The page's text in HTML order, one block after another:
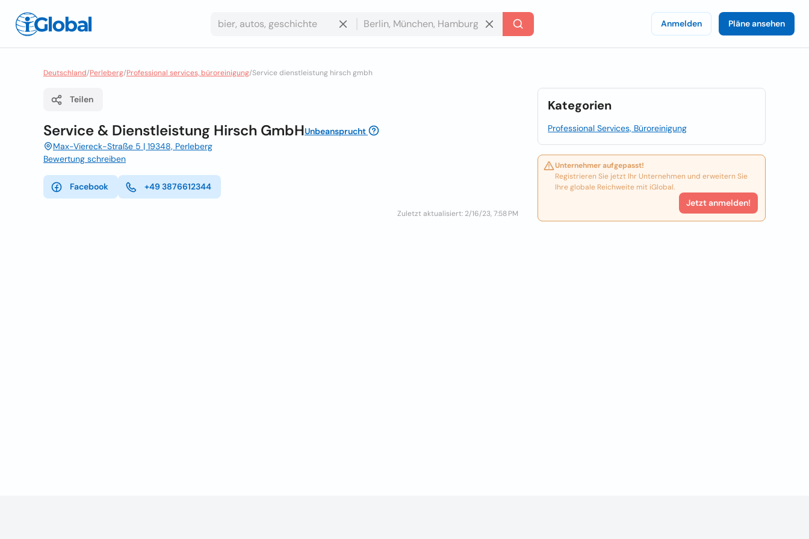
Anmelden Pläne ansehen
Deutschland/Perleberg/Professional services, büroreinigung/Service dienstleistung hirsch gmbh
Teilen
Service & Dienstleistung Hirsch GmbHUnbeansprucht
Max-Viereck-Straße 5 | 19348, Perleberg
Bewertung schreiben
Facebook +49 3876612344
Zuletzt aktualisiert: 2/16/23, 7:58 PM
Kategorien
Professional Services, Büroreinigung
Unternehmer aufgepasst!
Registrieren Sie jetzt Ihr Unternehmen und erweitern Sie
Ihre globale Reichweite mit iGlobal.
Jetzt anmelden!